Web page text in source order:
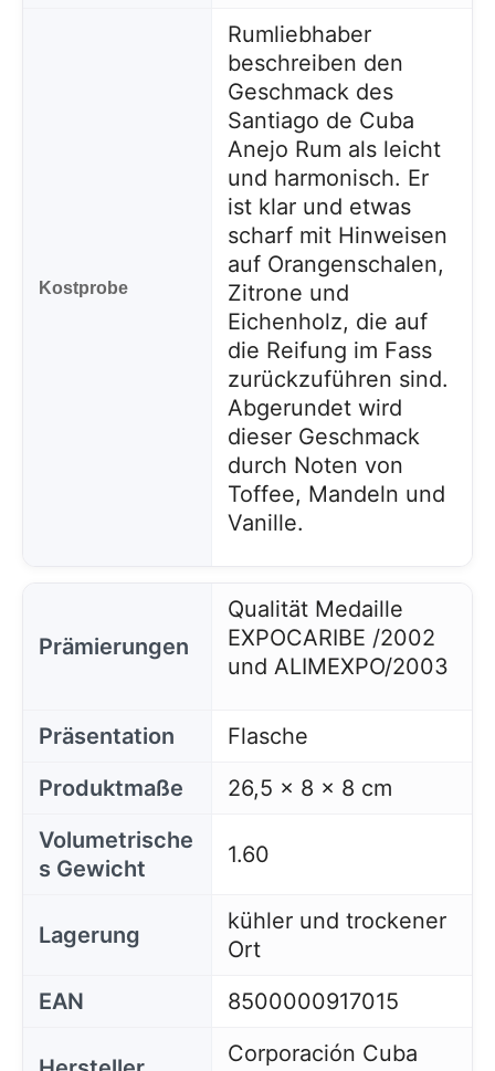
Kostprobe
Rumliebhaber
beschreiben den
Geschmack des
Santiago de Cuba
Anejo Rum als leicht
und harmonisch. Er
ist klar und etwas
scharf mit Hinweisen
auf Orangenschalen,
Zitrone und
Eichenholz, die auf
die Reifung im Fass
zurückzuführen sind.
Abgerundet wird
dieser Geschmack
durch Noten von
Toffee, Mandeln und
Vanille.
Prämierungen
Qualität Medaille
EXPOCARIBE /2002
und ALIMEXPO/2003
Präsentation
Flasche
Produktmaße
26,5 x 8 x 8 cm
Volumetrische
s Gewicht
1.60
Lagerung
kühler und trockener
Ort
EAN
8500000917015
Corporación Cuba